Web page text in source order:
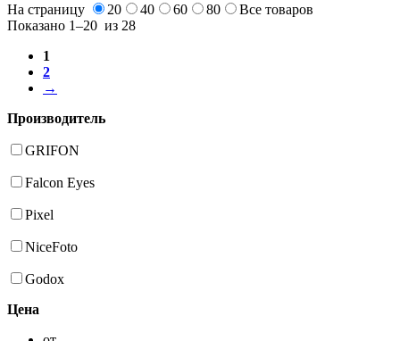
На страницу
20 40 60 80 Все товаров
Показано 1–20 из 28
1
2
→
Производитель
GRIFON
Falcon Eyes
Pixel
NiceFoto
Godox
Цена